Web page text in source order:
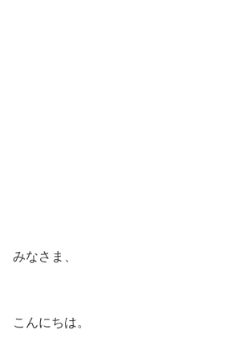
みなさま、
こんにちは。